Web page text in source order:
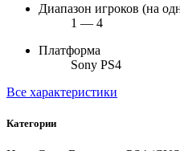
Диапазон игроков (на
1 — 4
Платформа
Sony PS4
Все характеристики
Категории